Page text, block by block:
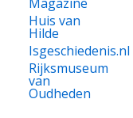
Huis van
Hilde
Isgeschiedenis.nl
Rijksmuseum
van
Oudheden